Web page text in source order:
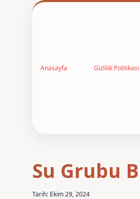
Anasayfa Gizlilik Politikası
Su Grubu
Tarih: Ekim 29, 2024